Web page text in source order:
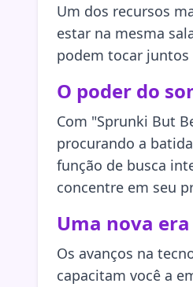
Um dos recursos
estar na mesma
podem tocar juntos
O poder do
Com "Sprunki But
procurando a
função de busca
concentre em seu
Uma nova
Os avanços na
capacitam você a